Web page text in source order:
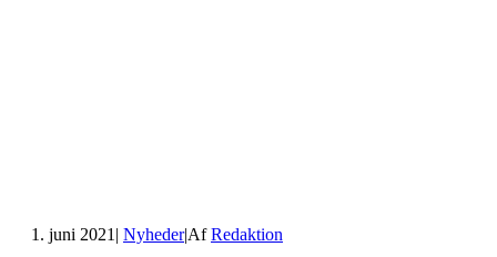
1. juni 2021 | Nyheder|AfRedaktion